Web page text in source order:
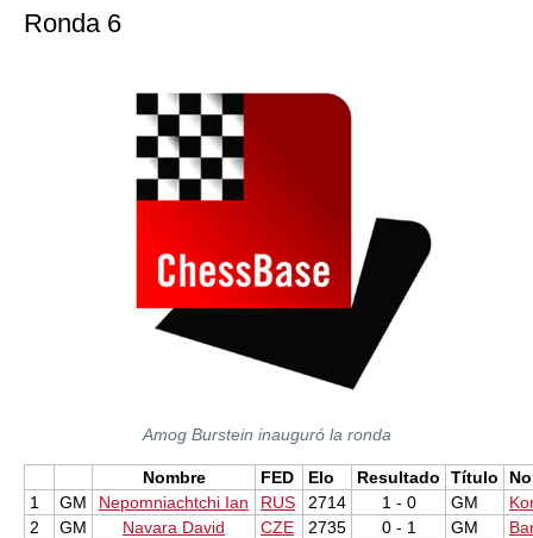
Ronda 6
Amog Burstein inauguró la ronda
Nombre FED Elo Resultado Título
1
GM Nepomniachtchi Ian RUS 2714 1 - 0 GM
2
GM Navara David CZE 2735 0 - 1 GM